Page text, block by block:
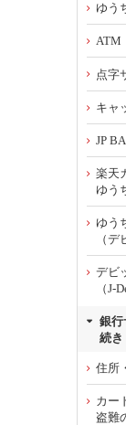
ゆう
ATM
点字
キャ
JP
楽天
ゆう
ゆう
（デ
デビ
（J-
銀行
続き
住所
カー
盗難